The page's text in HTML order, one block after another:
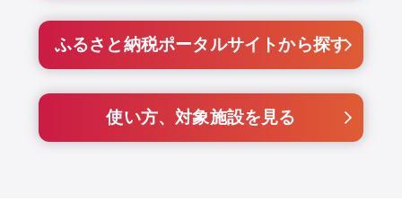
ふるさと納税ポータルサイトから探す
使い方、対象施設を見る